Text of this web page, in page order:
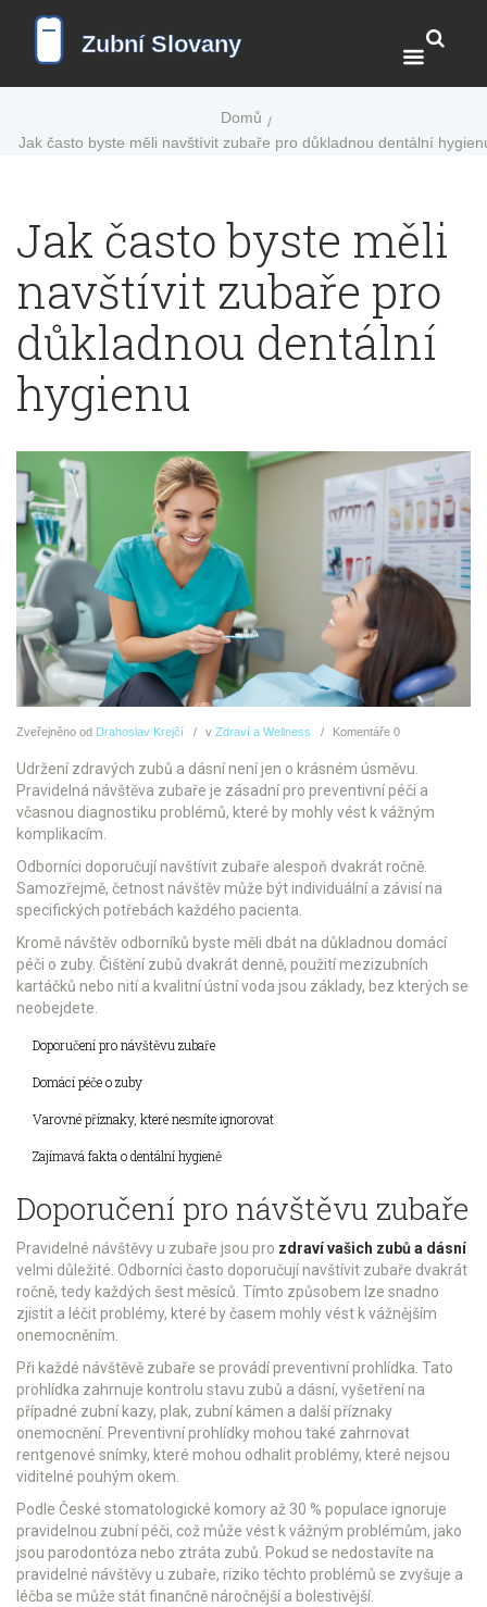
Domů
Jak často byste měli navštívit zubaře pro důkladnou dentální
Jak často byste měli
navštívit zubaře pro
důkladnou dentální
hygienu
Zveřejněno od Drahoslav Krejčí v Zdraví a Wellness Komentáře 0
Udržení zdravých zubů a dásní není jen o krásném úsměvu.
Pravidelná návštěva zubaře je zásadní pro preventivní péči a
včasnou diagnostiku problémů, které by mohly vést k vážným
komplikacím.
Odborníci doporučují navštívit zubaře alespoň dvakrát ročně.
Samozřejmě, četnost návštěv může být individuální a závisí na
specifických potřebách každého pacienta.
Kromě návštěv odborníků byste měli dbát na důkladnou domácí
péči o zuby. Čištění zubů dvakrát denně, použití mezizubních
kartáčků nebo nití a kvalitní ústní voda jsou základy, bez kterých se
neobejdete.
Doporučení pro návštěvu zubaře
Domácí péče o zuby
Varovné příznaky, které nesmíte ignorovat
Zajímavá fakta o dentální hygieně
Doporučení pro návštěvu zubaře
Pravidelné návštěvy u zubaře jsou pro zdraví vašich zubů a dásní
velmi důležité. Odborníci často doporučují navštívit zubaře dvakrát
ročně, tedy každých šest měsíců. Tímto způsobem lze snadno
zjistit a léčit problémy, které by časem mohly vést k vážnějším
onemocněním.
Při každé návštěvě zubaře se provádí preventivní prohlídka. Tato
prohlídka zahrnuje kontrolu stavu zubů a dásní, vyšetření na
případné zubní kazy, plak, zubní kámen a další příznaky
onemocnění. Preventivní prohlídky mohou také zahrnovat
rentgenové snímky, které mohou odhalit problémy, které nejsou
viditelné pouhým okem.
Podle České stomatologické komory až 30 % populace ignoruje
pravidelnou zubní péči, což může vést k vážným problémům, jako
jsou parodontóza nebo ztráta zubů. Pokud se nedostavíte na
pravidelné návštěvy u zubaře, riziko těchto problémů se zvyšuje a
léčba se může stát finančně náročnější a bolestivější.